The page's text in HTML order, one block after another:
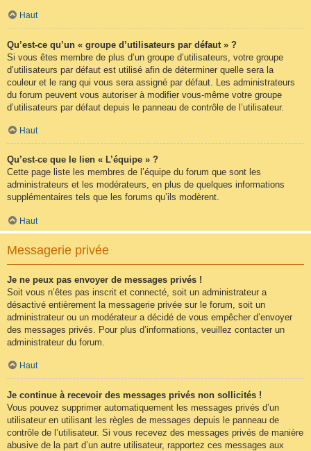
Haut
Qu’est-ce qu’un « groupe d’utilisateurs par défaut » ?
Si vous êtes membre de plus d’un groupe d’utilisateurs, votre groupe
d’utilisateurs par défaut est utilisé afin de déterminer quelle sera la
couleur et le rang qui vous sera assigné par défaut. Les administrateurs
du forum peuvent vous autoriser à modifier vous-même votre groupe
d’utilisateurs par défaut depuis le panneau de contrôle de l’utilisateur.
Haut
Qu’est-ce que le lien « L’équipe » ?
Cette page liste les membres de l’équipe du forum que sont les
administrateurs et les modérateurs, en plus de quelques informations
supplémentaires tels que les forums qu’ils modèrent.
Haut
Messagerie privée
Je ne peux pas envoyer de messages privés !
Soit vous n’êtes pas inscrit et connecté, soit un administrateur a
désactivé entièrement la messagerie privée sur le forum, soit un
administrateur ou un modérateur a décidé de vous empêcher d’envoyer
des messages privés. Pour plus d’informations, veuillez contacter un
administrateur du forum.
Haut
Je continue à recevoir des messages privés non sollicités !
Vous pouvez supprimer automatiquement les messages privés d’un
utilisateur en utilisant les règles de messages depuis le panneau de
contrôle de l’utilisateur. Si vous recevez des messages privés de manière
abusive de la part d’un autre utilisateur, rapportez ces messages aux